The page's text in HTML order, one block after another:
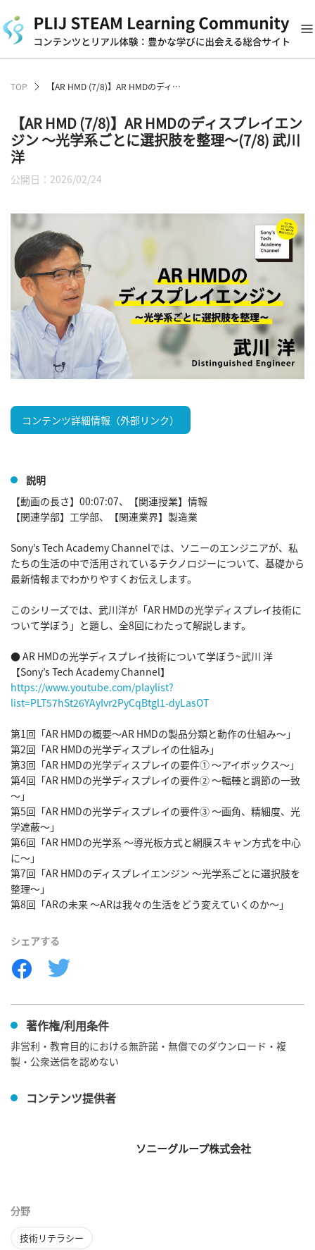
TOP 【AR HMD (7/8)】AR HMDのディスプレイエンジン ～光学系ごとに選択肢を整理～(7/8) 武川 洋
【AR HMD (7/8)】AR HMDのディスプレイエン
ジン ～光学系ごとに選択肢を整理～(7/8) 武川
洋
公開日：2026/02/24
コンテンツ詳細情報（外部リンク）
説明
【動画の長さ】00:07:07、【関連授業】情報
【関連学部】工学部、【関連業界】製造業
Sony’s Tech Academy Channelでは、ソニーのエンジニアが、私
たちの生活の中で活用されているテクノロジーについて、基礎から
最新情報までわかりやすくお伝えします。
このシリーズでは、武川洋が「AR HMDの光学ディスプレイ技術に
ついて学ぼう」と題し、全8回にわたって解説します。
● AR HMDの光学ディスプレイ技術について学ぼう~武川 洋
https://www.youtube.com/playlist?
list=PLT57hSt26YAyIvr2PyCqBtgl1-dyLasOT
第1回「AR HMDの概要～AR HMDの製品分類と動作の仕組み～」
第2回「AR HMDの光学ディスプレイの仕組み」
第3回「AR HMDの光学ディスプレイの要件① ～アイボックス～」
第4回「AR HMDの光学ディスプレイの要件② ～輻輳と調節の一致
～」
第5回「AR HMDの光学ディスプレイの要件③ ～画角、精細度、光
学遮蔽～」
第6回「AR HMDの光学系 ～導光板方式と網膜スキャン方式を中心
に～」
第7回「AR HMDのディスプレイエンジン ～光学系ごとに選択肢を
整理～」
第8回「ARの未来 ～ARは我々の生活をどう変えていくのか～」
シェアする
著作権/利用条件
非営利・教育目的における無許諾・無償でのダウンロード・複
製・公衆送信を認めない
コンテンツ提供者
ソニーグループ株式会社
分野
技術リテラシー